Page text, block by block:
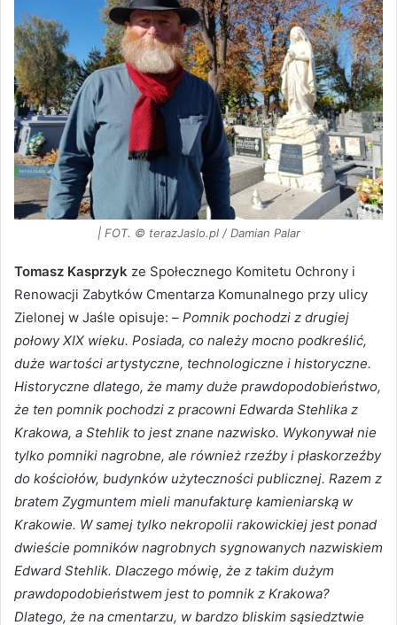
| FOT. © terazJaslo.pl / Damian Palar
Tomasz Kasprzyk ze Społecznego Komitetu Ochrony i
Renowacji Zabytków Cmentarza Komunalnego przy ulicy
Zielonej w Jaśle opisuje: – Pomnik pochodzi z drugiej
połowy XIX wieku. Posiada, co należy mocno podkreślić,
duże wartości artystyczne, technologiczne i historyczne.
Historyczne dlatego, że mamy duże prawdopodobieństwo,
że ten pomnik pochodzi z pracowni Edwarda Stehlika z
Krakowa, a Stehlik to jest znane nazwisko. Wykonywał nie
tylko pomniki nagrobne, ale również rzeźby i płaskorzeźby
do kościołów, budynków użyteczności publicznej. Razem z
bratem Zygmuntem mieli manufakturę kamieniarską w
Krakowie. W samej tylko nekropolii rakowickiej jest ponad
dwieście pomników nagrobnych sygnowanych nazwiskiem
Edward Stehlik. Dlaczego mówię, że z takim dużym
prawdopodobieństwem jest to pomnik z Krakowa?
Dlatego, że na cmentarzu, w bardzo bliskim sąsiedztwie